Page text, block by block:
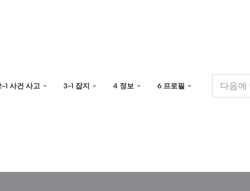
1 사건 사고 3-1 잡지 4 정보 6 프로필